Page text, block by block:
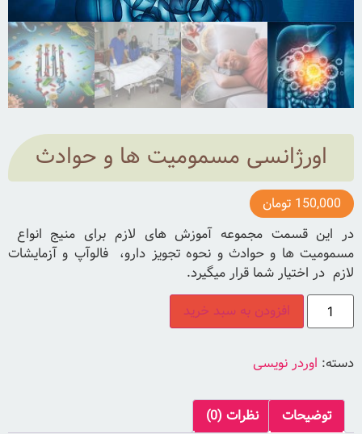
اورژانسی مسمومیت ها و حوادث
150,000 تومان
در این قسمت مجموعه آموزش های لازم برای منیج انواع
مسمومیت ها و حوادث و نحوه تجویز دارو، فالوآپ و آزمایشات
لازم در اختیار شما قرار میگیرد.
افزودن به سبد خرید
دسته: اوردر نویسی
توضیحات نظرات (0)